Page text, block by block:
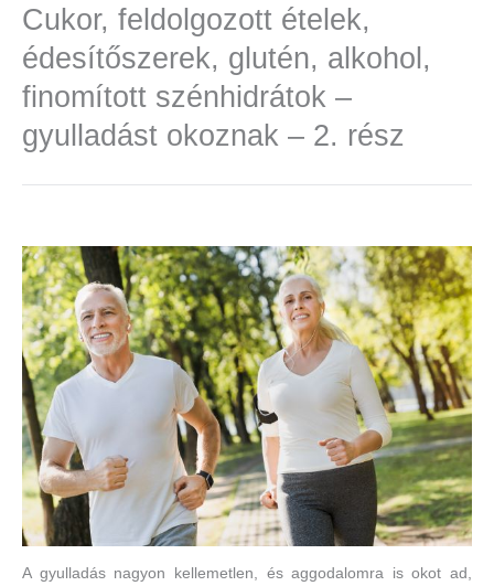
Cukor, feldolgozott ételek,
édesítőszerek, glutén, alkohol,
finomított szénhidrátok –
gyulladást okoznak – 2. rész
A gyulladás nagyon kellemetlen, és aggodalomra is okot ad,